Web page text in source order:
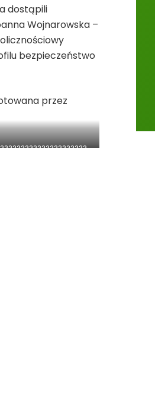
dostąpili
Wojnarowska –
bezpieczeństwo
przez